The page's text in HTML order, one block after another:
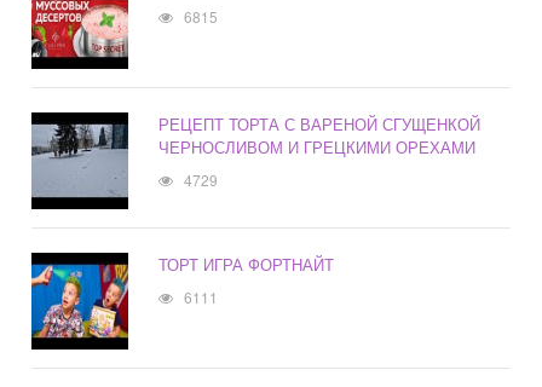
6815
РЕЦЕПТ ТОРТА С ВАРЕНОЙ СГУЩЕНКОЙ
ЧЕРНОСЛИВОМ И ГРЕЦКИМИ ОРЕХАМИ
4729
ТОРТ ИГРА ФОРТНАЙТ
6111